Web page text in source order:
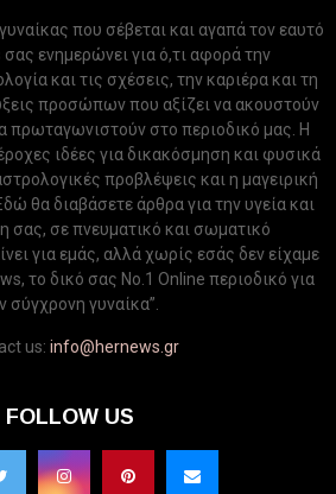
που σέβεται και αγαπά τον εαυτό
σας ενημερώνει για ό,τι αφορά την
και τις σχέσεις, την καριέρα και τη
προσώπων που αξίζει να ακουστούν
πρωταγωνιστούν στο περιοδικό μας. Η
ιδέες για δικακόσμηση και φυσικά
προβλέψεις και η μαγειρική
θα διαβάσετε άρθρα για την υγεία και
σας, σε πνευματικό και σωματικό
για εμάς, αλλά χωρίς εσάς δεν είχαμε
το δικό σας Νo.1 Online περιοδικό για
σύγχρονη γυναίκα”.
us: info@hernews.gr
FOLLOW US